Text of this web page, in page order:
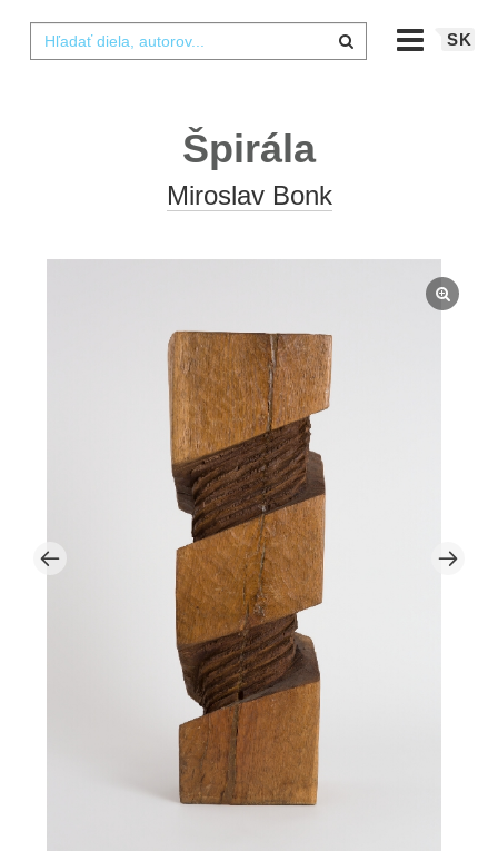
SK
Špirála
Miroslav Bonk